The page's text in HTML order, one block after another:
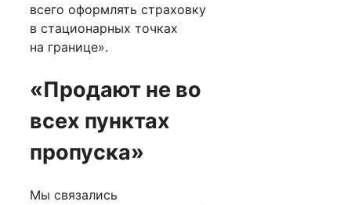
всего оформлять страховку
в стационарных точках
на границе».
«Продают не во
всех пунктах
пропуска»
Мы связались